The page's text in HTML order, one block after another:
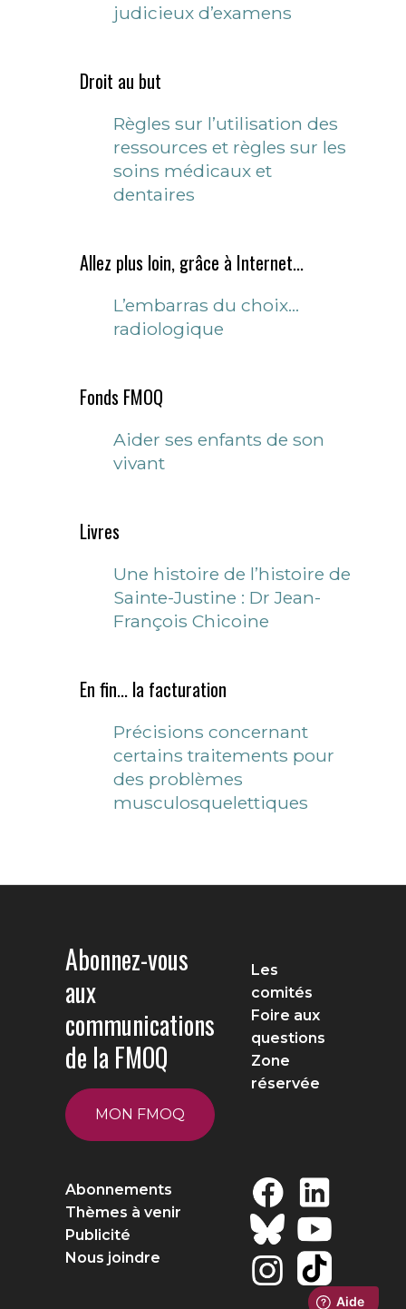
judicieux d’examens
Droit au but
Règles sur l’utilisation des
ressources et règles sur les
soins médicaux et
dentaires
Allez plus loin, grâce à Internet...
L’embarras du choix…
radiologique
Fonds FMOQ
Aider ses enfants de son
vivant
Livres
Une histoire de l’histoire de
Sainte-Justine : Dr Jean-
François Chicoine
En fin... la facturation
Précisions concernant
certains traitements pour
des problèmes
musculosquelettiques
Abonnez-vous
aux
communications
de la FMOQ
MON FMOQ
Les
comités
Foire aux
questions
Zone
réservée
Abonnements
Thèmes à venir
Publicité
Nous joindre